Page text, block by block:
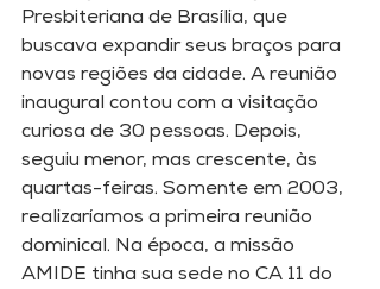
Presbiteriana de Brasília, que
buscava expandir seus braços para
novas regiões da cidade. A reunião
inaugural contou com a visitação
curiosa de 30 pessoas. Depois,
seguiu menor, mas crescente, às
quartas-feiras. Somente em 2003,
realizaríamos a primeira reunião
dominical. Na época, a missão
AMIDE tinha sua sede no CA 11 do